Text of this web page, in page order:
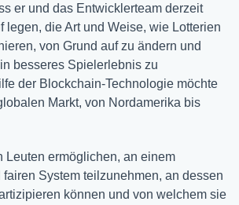
er und das Entwicklerteam derzeit
legen, die Art und Weise, wie Lotterien
von Grund auf zu ändern und
besseres Spielerlebnis zu
der Blockchain-Technologie möchte
Markt, von Nordamerika bis
Leuten ermöglichen, an einem
System teilzunehmen, an dessen
können und von welchem sie